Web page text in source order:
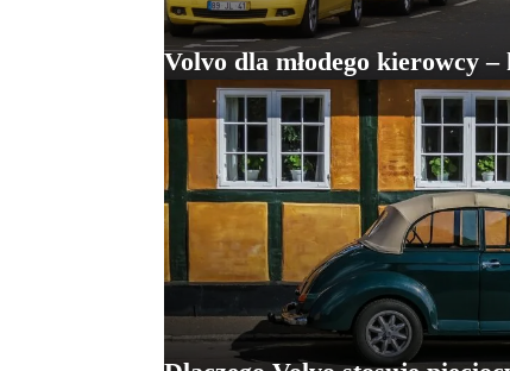
Volvo dla młodego kierowcy